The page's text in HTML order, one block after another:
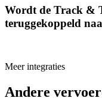
Wordt de Track &
teruggekoppeld
Meer integraties
Andere